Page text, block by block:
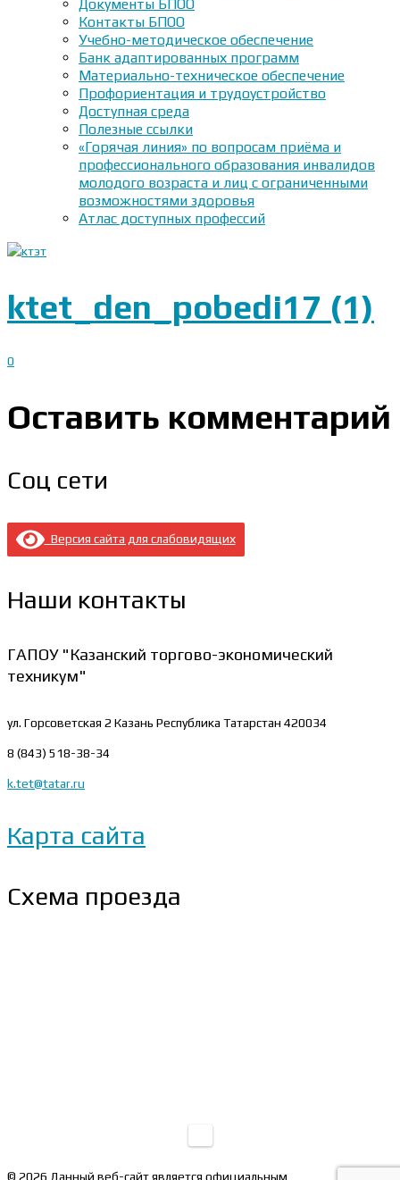
Документы БПОО
Контакты БПОО
Учебно-методическое обеспечение
Банк адаптированных программ
Материально-техническое обеспечение
Профориентация и трудоустройство
Доступная среда
Полезные ссылки
«Горячая линия» по вопросам приёма и
профессионального образования инвалидов
молодого возраста и лиц с ограниченными
возможностями здоровья
Атлас доступных профессий
ktet_den_pobedi17 (1)
0
Оставить комментарий
Соц сети
Версия сайта для слабовидящих
Наши контакты
ГАПОУ "Казанский торгово-экономический
техникум"
ул. Горсоветская 2 Казань Республика Татарстан 420034
8 (843) 518-38-34
k.tet@tatar.ru
Карта сайта
Схема проезда
© 2026 Данный веб-сайт является официальным